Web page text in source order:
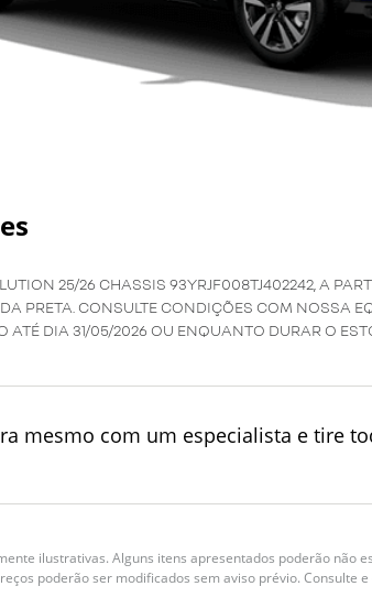
25/26 CHASSIS 93YRJF008TJ402242, A
PRETA. CONSULTE CONDIÇÕES COM NOSSA
ATÉ DIA 31/05/2026 OU ENQUANTO DURAR O
mesmo com um especialista e tire
ilustrativas. Alguns itens apresentados poderão não
poderão ser modificados sem aviso prévio. Consulte